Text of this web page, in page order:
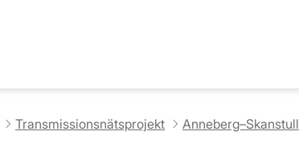
Transmissionsnätsprojekt Anneberg–Skanstull